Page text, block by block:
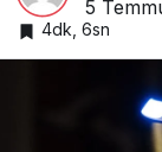
5
4dk, 6sn